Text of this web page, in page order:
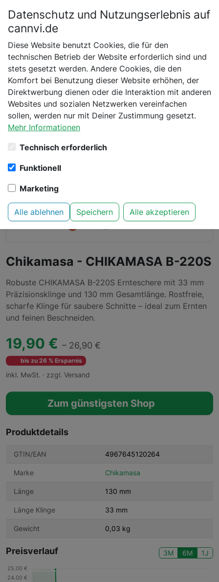
Startseite Chikamasa
Verarbeitung und Extraktion
CHIKAMASA B-220S
Chikamasa - CHIKAMASA B-220S
Robuste CHIKAMASA B-220S Ernteschere mit 33 mm
Präzisionsklinge und 130 mm Gesamtlänge. Rostfreie,
scharfe Klinge für saubere Schnitte – ideal zum Ernten
und feinen Beschneiden.
19,90 € – 26,90 €
bis zu 26 % Ersparnis
inkl. MwSt. · zzgl. Versand
Zum günstigsten Shop
Produktdetails
GTIN/EAN 4967645120264
Marke Chikamasa
Länge 130 mm
Länge Klinge 33 mm
Gewicht 0,03 kg
Preisverlauf 3M 6M 1J
Bitte bestätige dein Alter
Bist du schon 18 Jahre alt?
Nein Ja
Datenschutz und Nutzungserlebnis auf
cannvi.de
Diese Website benutzt Cookies, die für den
technischen Betrieb der Website erforderlich sind und
stets gesetzt werden. Andere Cookies, die den
Komfort bei Benutzung dieser Website erhöhen, der
Direktwerbung dienen oder die Interaktion mit anderen
Websites und sozialen Netzwerken vereinfachen
sollen, werden nur mit Deiner Zustimmung gesetzt.
Mehr Informationen
Technisch erforderlich
Funktionell
Marketing
Alle ablehnen Speichern Alle akzeptieren